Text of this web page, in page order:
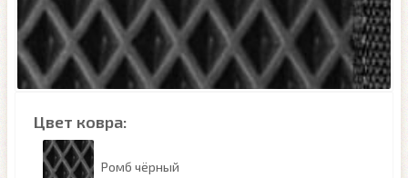
Цвет ковра:
Ромб чёрный